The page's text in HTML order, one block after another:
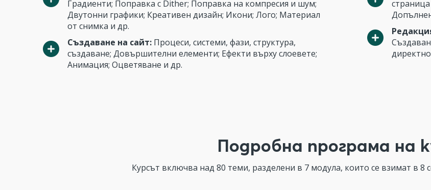
Градиенти; Поправка с Dither; Поправка на компресия и шум;
Двутонни графики; Креативен дизайн; Икони; Лого; Материал
от снимка и др.
Създаване на сайт: Процеси, системи, фази, структура,
създаване; Довършителни елементи; Ефекти върху слоевете;
Анимация; Оцветяване и др.
Подробна програма на
Курсът включва над 80 теми, разделени в 7 модула, които се взимат в 8